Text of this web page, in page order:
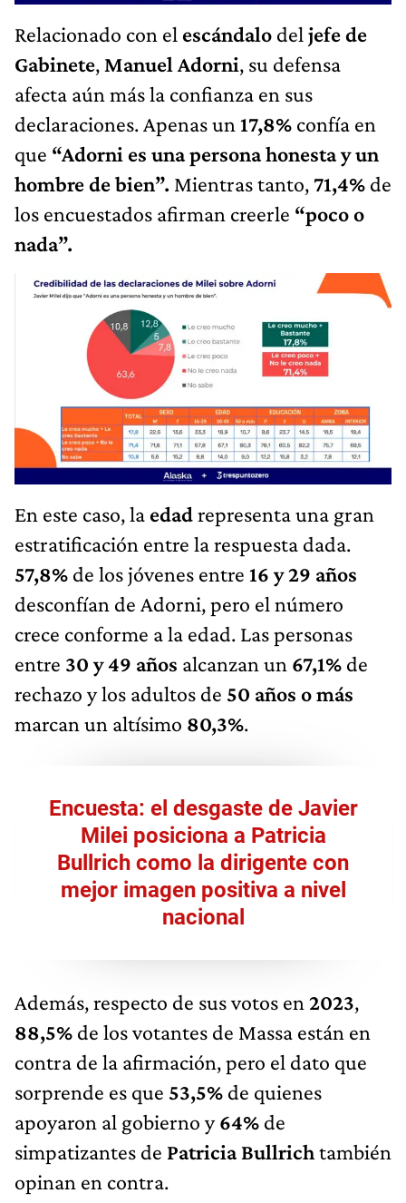
Relacionado con el escándalo del jefe de
Gabinete, Manuel Adorni, su defensa
afecta aún más la confianza en sus
declaraciones. Apenas un 17,8% confía en
que “Adorni es una persona honesta y un
hombre de bien”. Mientras tanto, 71,4% de
los encuestados afirman creerle “poco o
nada”.
En este caso, la edadrepresenta una gran
estratificación entre la respuesta dada.
57,8% de los jóvenes entre 16 y 29 años
desconfían de Adorni, pero el número
crece conforme a la edad. Las personas
entre 30 y 49 años alcanzan un 67,1% de
rechazo y los adultos de 50 años o más
marcan un altísimo 80,3%.
Encuesta: el desgaste de Javier
Milei posiciona a Patricia
Bullrich como la dirigente con
mejor imagen positiva a nivel
nacional
Además, respecto de sus votos en 2023,
88,5% de los votantes de Massa están en
contra de la afirmación, pero el dato que
sorprende es que 53,5% de quienes
apoyaron al gobierno y64% de
simpatizantes de Patricia Bullrichtambién
opinan en contra.